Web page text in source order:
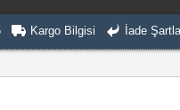
Kargo Bilgisi İade